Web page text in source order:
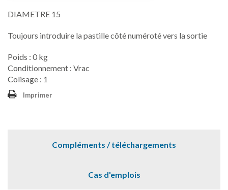
DIAMETRE 15
Toujours introduire la pastille côté numéroté vers la sortie
Poids : 0 kg
Conditionnement : Vrac
Colisage : 1
Imprimer
Compléments / téléchargements
Cas d'emplois